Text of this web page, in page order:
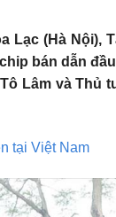
Lạc (Hà
bán dẫn
Lâm và Thủ
tại Việt Nam